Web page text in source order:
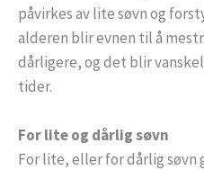
påvirkes av lite søvn og
alderen blir evnen til å
dårligere, og det blir
tider.
For lite og dårlig søvn
For lite, eller for dårlig søvn